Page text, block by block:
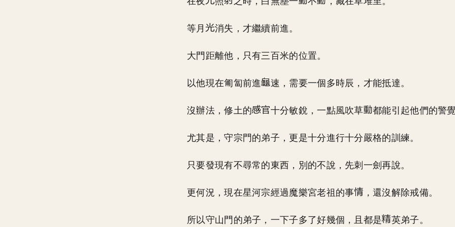
等月 消失，才繼續前進。
大門距離他，只有三百米的位置。
以他現在匍匐前進 速，需要一個多時辰，才能抵達。
沒辦法，修土的 十分敏銳，一點風吹草 都能引起他們的警
尤其是，守宗門的弟子，更是十分進行十分嚴格的訓練。
只要發現有不尋常的東西，別的不說，先刺一劍再說。
更何況，現在星河宗經過魔樂宮老祖的事 ，還沒解除戒備。
所以守山門的弟子，一下子多了好幾個，且都是 英弟子。